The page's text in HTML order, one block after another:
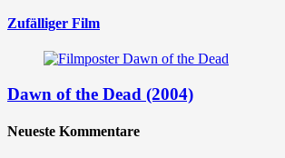
Zufälliger Film
Dawn of the Dead (2004)
Neueste Kommentare